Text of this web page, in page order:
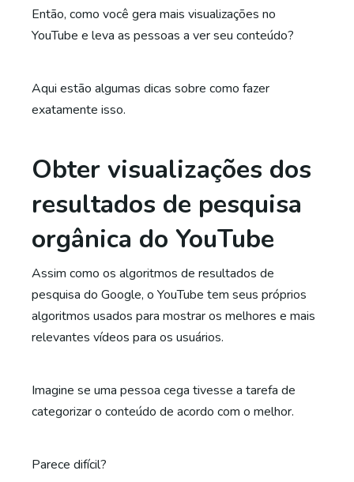
Então, como você gera mais visualizações no
YouTube e leva as pessoas a ver seu conteúdo?
Aqui estão algumas dicas sobre como fazer
exatamente isso.
Obter visualizações dos
resultados de pesquisa
orgânica do YouTube
Assim como os algoritmos de resultados de
pesquisa do Google, o YouTube tem seus próprios
algoritmos usados ​​para mostrar os melhores e mais
relevantes vídeos para os usuários.
Imagine se uma pessoa cega tivesse a tarefa de
categorizar o conteúdo de acordo com o melhor.
Parece difícil?